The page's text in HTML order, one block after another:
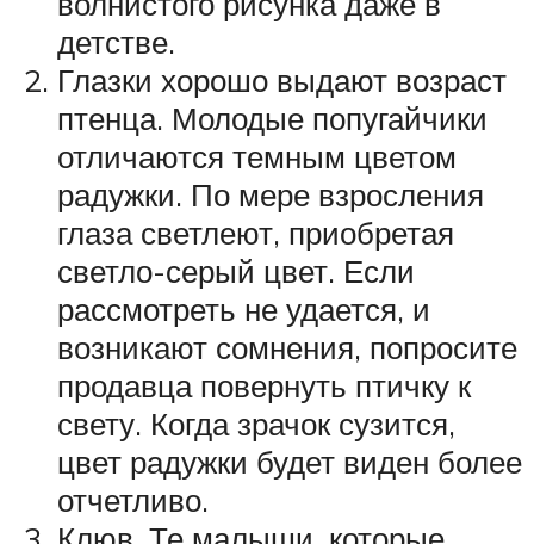
детстве.
Глазки хорошо выдают возраст
птенца. Молодые попугайчики
отличаются темным цветом
радужки. По мере взросления
глаза светлеют, приобретая
светло-серый цвет. Если
рассмотреть не удается, и
возникают сомнения, попросите
продавца повернуть птичку к
свету. Когда зрачок сузится,
цвет радужки будет виден более
отчетливо.